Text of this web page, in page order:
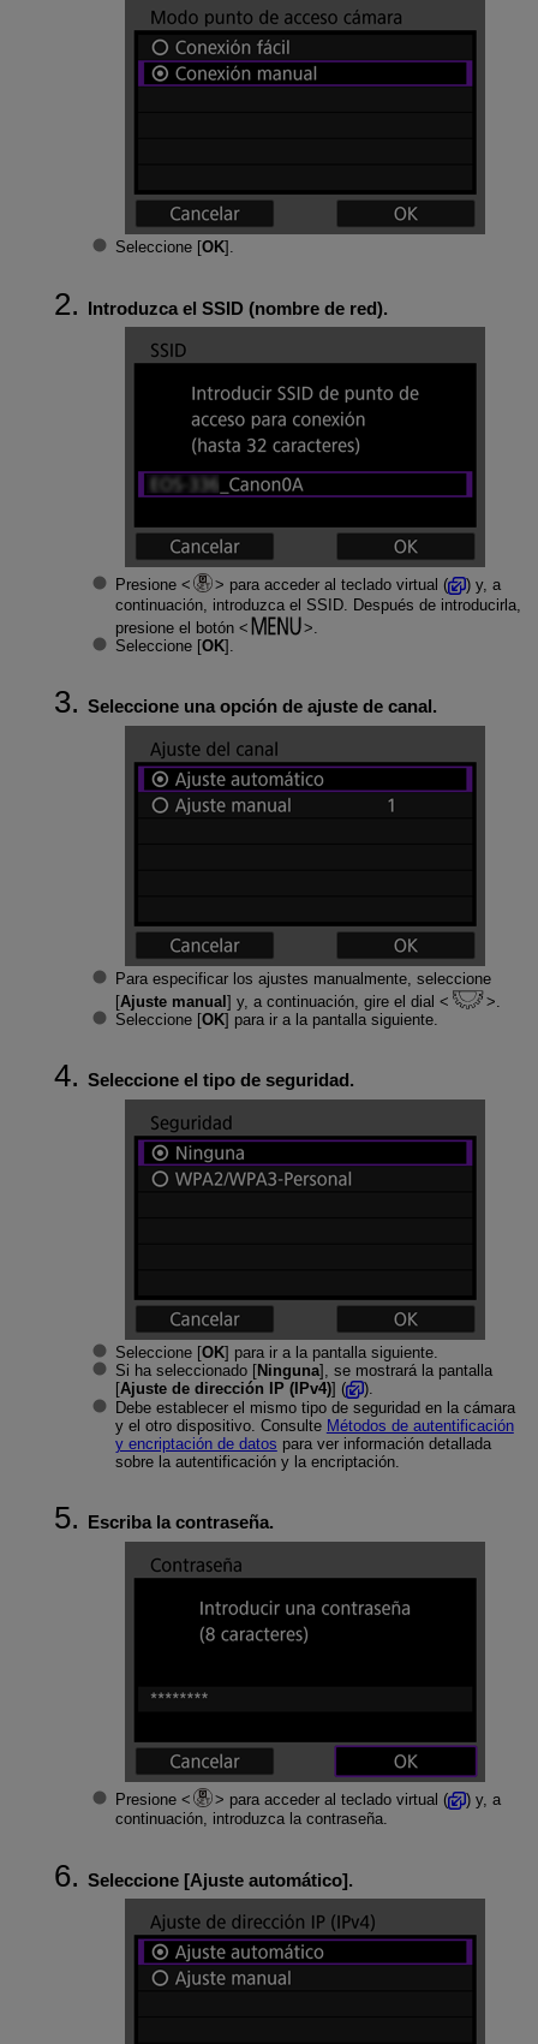
Seleccione [OK].
Introduzca el SSID (nombre de red).
Presione para acceder al teclado virtual (
) y, a
continuación, introduzca el SSID. Después de introducirla,
presione el botón
Seleccione [OK].
Seleccione una opción de ajuste de canal.
Para especificar los ajustes manualmente, seleccione
[Ajuste manual] y, a continuación, gire el dial
Seleccione [OK] para ir a la pantalla siguiente.
Seleccione el tipo de seguridad.
Seleccione [OK] para ir a la pantalla siguiente.
Si ha seleccionado [Ninguna], se mostrará la pantalla
[Ajuste de dirección IP (IPv4)] (
).
Debe establecer el mismo tipo de seguridad en la cámara
y el otro dispositivo. Consulte Métodos de autentificación
y encriptación de datos para ver información detallada
sobre la autentificación y la encriptación.
Escriba la contraseña.
Presione para acceder al teclado virtual (
) y, a
continuación, introduzca la contraseña.
Seleccione [Ajuste automático].